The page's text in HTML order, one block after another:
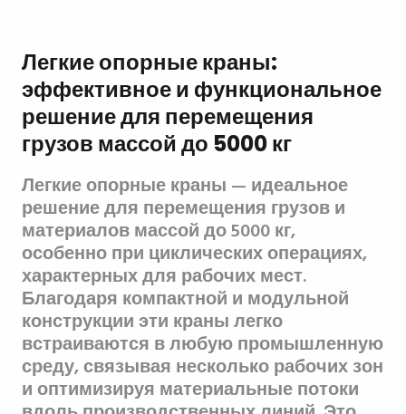
Легкие опорные краны:
эффективное и функциональное
решение для перемещения
грузов массой до 5000 кг
Легкие опорные краны — идеальное
решение для перемещения грузов и
материалов массой до 5000 кг,
особенно при циклических операциях,
характерных для рабочих мест.
Благодаря компактной и модульной
конструкции эти краны легко
встраиваются в любую промышленную
среду, связывая несколько рабочих зон
и оптимизируя материальные потоки